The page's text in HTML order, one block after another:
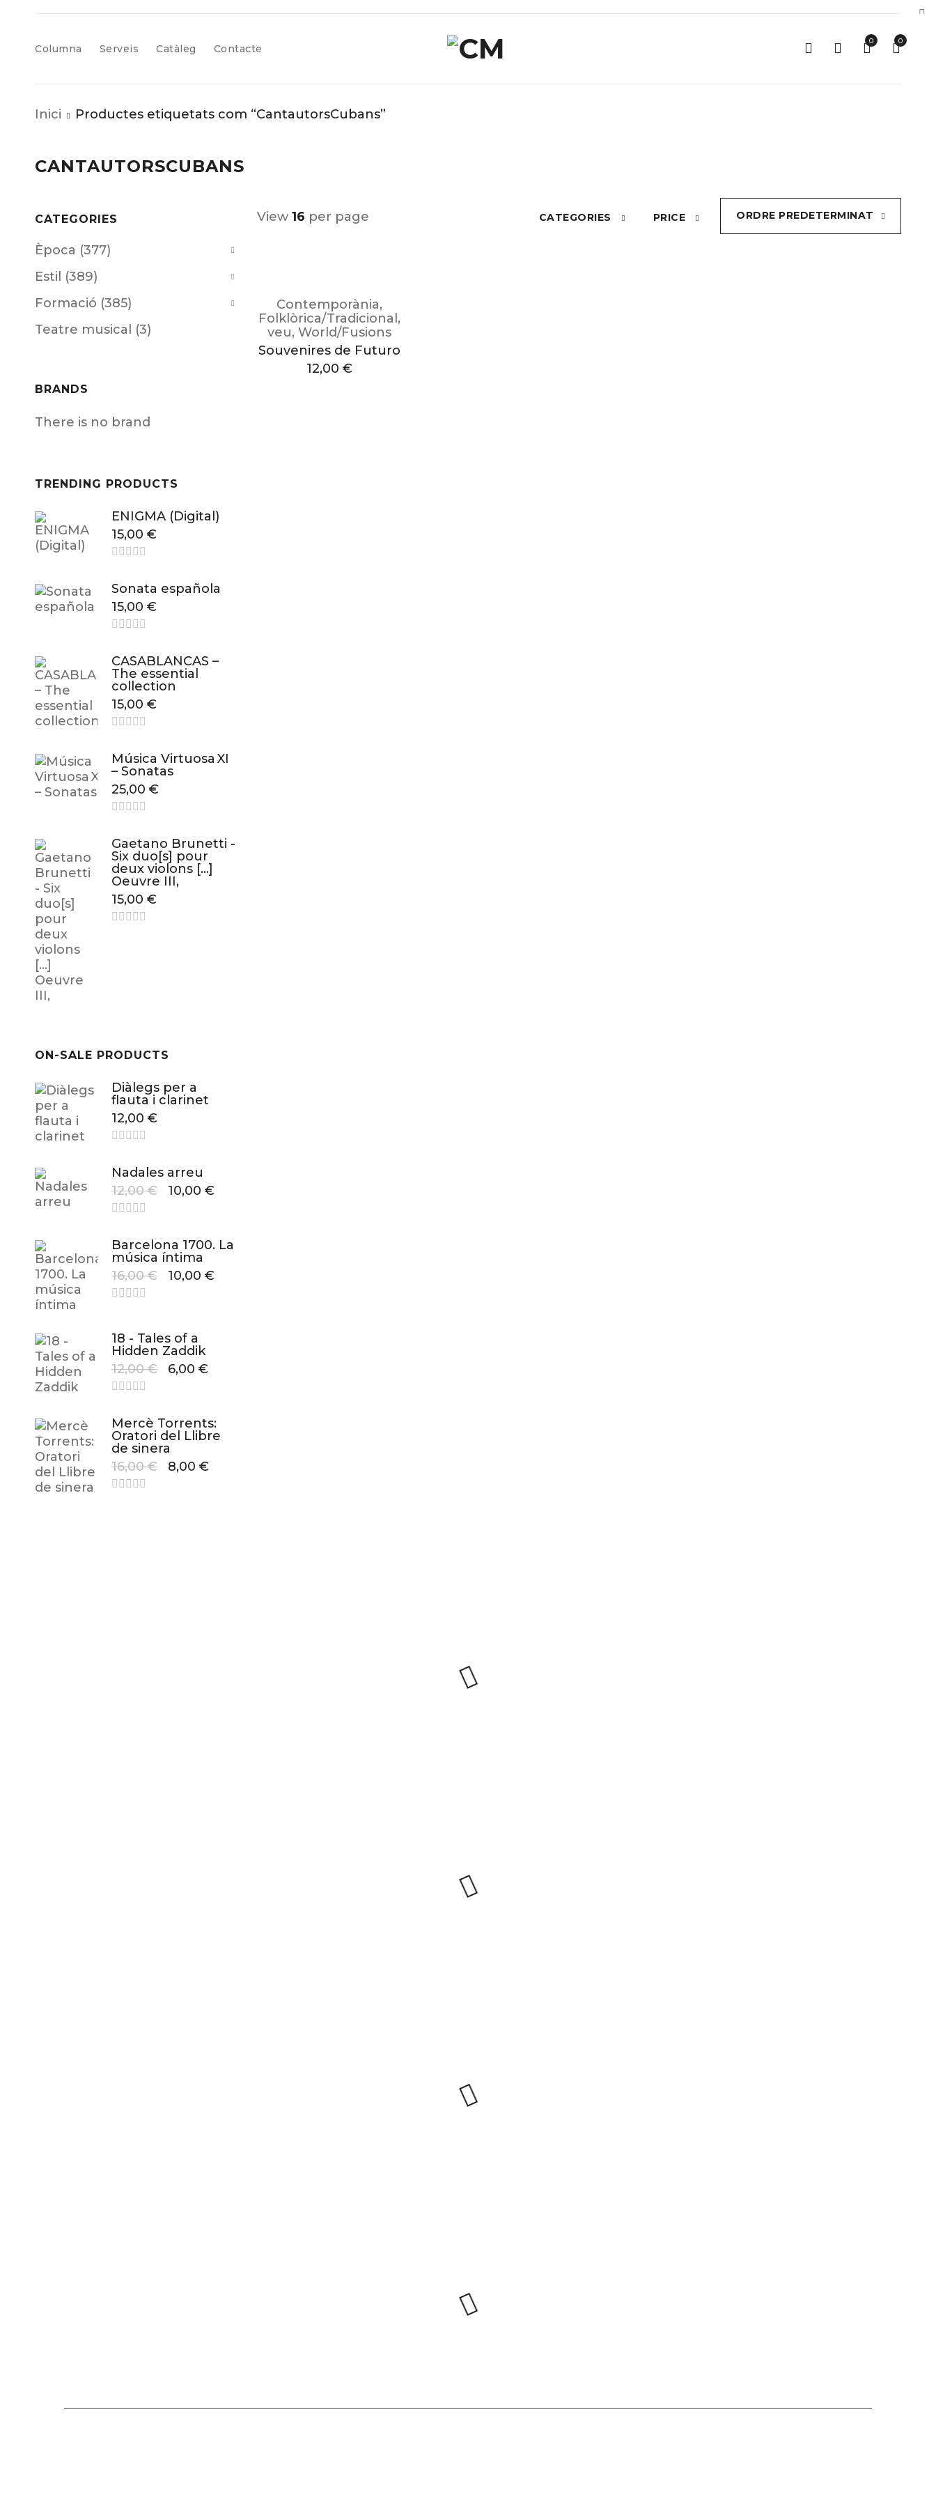
Columna Serveis Catàleg Contacte
0
0
Inici Productes etiquetats com “CantautorsCubans”
CANTAUTORSCUBANS
CATEGORIES
Època (377)
Estil (389)
Formació (385)
Teatre musical (3)
BRANDS
There is no brand
TRENDING PRODUCTS
ENIGMA (Digital)
15,00 €
Sonata española
15,00 €
CASABLANCAS –
The essential
collection
15,00 €
Música Virtuosa XI
– Sonatas
25,00 €
Gaetano Brunetti -
Six duo[s] pour
deux violons […]
Oeuvre III,
15,00 €
ON-SALE PRODUCTS
Diàlegs per a
flauta i clarinet
12,00 €
Nadales arreu
12,00€ 10,00 €
Barcelona 1700. La
música íntima
16,00€ 10,00 €
18 - Tales of a
Hidden Zaddik
12,00€ 6,00 €
Mercè Torrents:
Oratori del Llibre
de sinera
16,00€ 8,00 €
ORDRE PREDETERMINAT
View 16 per page CATEGORIES PRICE
Contemporània,
Folklòrica/Tradicional ,
veu, World/Fusions
Souvenires de Futuro
12,00 €